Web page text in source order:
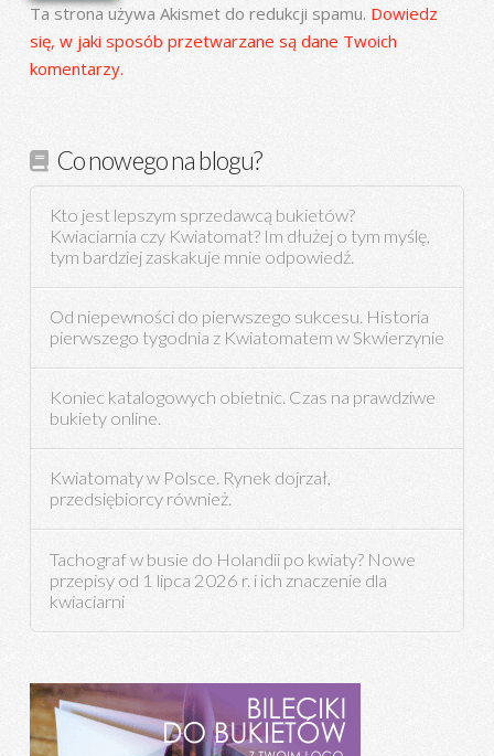
Ta strona używa Akismet do redukcji spamu. Dowiedz
się, w jaki sposób przetwarzane są dane Twoich
komentarzy.
Co nowego na blogu?
Kto jest lepszym sprzedawcą bukietów?
Kwiaciarnia czy Kwiatomat? Im dłużej o tym myślę,
tym bardziej zaskakuje mnie odpowiedź.
Od niepewności do pierwszego sukcesu. Historia
pierwszego tygodnia z Kwiatomatem w Skwierzynie
Koniec katalogowych obietnic. Czas na prawdziwe
bukiety online.
Kwiatomaty w Polsce. Rynek dojrzał,
przedsiębiorcy również.
Tachograf w busie do Holandii po kwiaty? Nowe
przepisy od 1 lipca 2026 r. i ich znaczenie dla
kwiaciarni